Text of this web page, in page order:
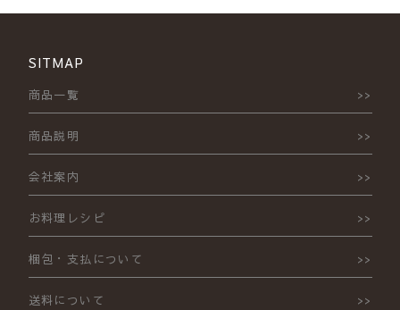
SITMAP
商品一覧
商品説明
会社案内
お料理レシピ
梱包・支払について
送料について